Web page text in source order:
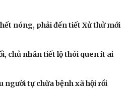
nóng, phải đến tiết Xử thử mới
chủ nhân tiết lộ thói quen ít ai
người tự chữa bệnh xã hội rồi